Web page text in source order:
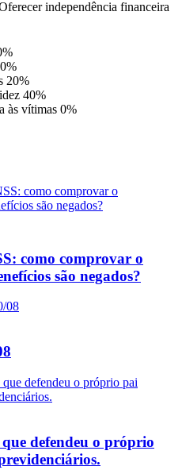
independência financeira
20%
40%
às vítimas 0%
como comprovar o
são negados?
defendeu o próprio